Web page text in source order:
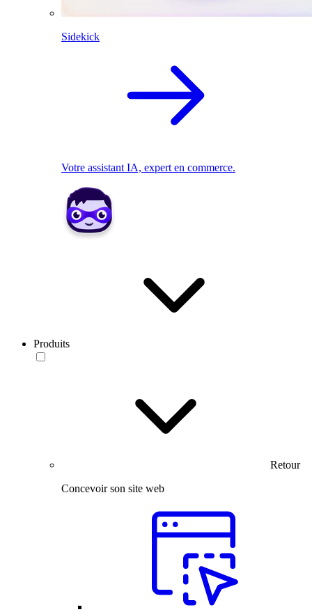
Sidekick
Votre assistant IA, expert en commerce.
Produits
Retour
Concevoir son site web